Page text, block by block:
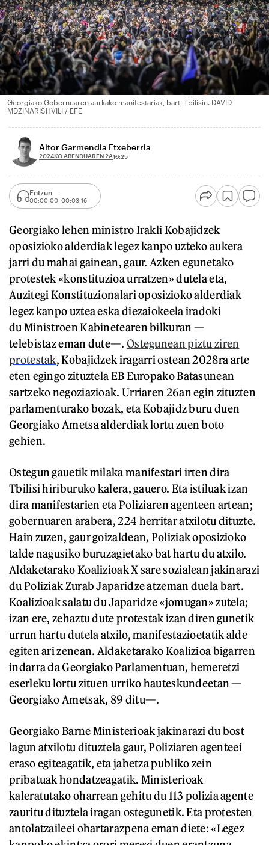
Georgiako Gobernuaren aurkako manifestariak, bart, Tbilisin. DAVID
MDZINARISHVILI / EFE
Aitor Garmendia Etxeberria
2024KO ABENDUAREN 2A16:25
Entzun
00:00:00 00:03:16
Georgiako lehen ministro Irakli Kobajidzek
oposizioko alderdiak legez kanpo uzteko aukera
jarri du mahai gainean, gaur. Azken egunetako
protestek «konstituzioa urratzen» dutela eta,
Auzitegi Konstituzionalari oposizioko alderdiak
legez kanpo uztea eska diezaiokeela iradoki
du Ministroen Kabinetearen bilkuran —
telebistaz eman dute—. Ostegunean piztu ziren
protestak, Kobajidzek iragarri ostean 2028ra arte
eten egingo zituztela EB Europako Batasunean
sartzeko negoziazioak. Urriaren 26an egin zituzten
parlamenturako bozak, eta Kobajidz buru duen
Georgiako Ametsa alderdiak lortu zuen boto
gehien.
Ostegun gauetik milaka manifestari irten dira
Tbilisi hiriburuko kalera, gauero. Eta istiluak izan
dira manifestarien eta Poliziaren agenteen artean;
gobernuaren arabera, 224 herritar atxilotu dituzte.
Hain zuzen, gaur goizaldean, Poliziak oposizioko
talde nagusiko buruzagietako bat hartu du atxilo.
Aldaketarako Koalizioak X sare sozialean jakinarazi
du Poliziak Zurab Japaridze atzeman duela bart.
Koalizioak salatu du Japaridze «jomugan» zutela;
izan ere, zehaztu dute protestak izan diren gunetik
urrun hartu dutela atxilo, manifestazioetatik alde
egiten ari zenean. Aldaketarako Koalizioa bigarren
indarra da Georgiako Parlamentuan, hemeretzi
eserleku lortu zituen urriko hauteskundeetan —
Georgiako Ametsak, 89 ditu—.
Georgiako Barne Ministerioak jakinarazi du bost
lagun atxilotu dituztela gaur, Poliziaren agenteei
eraso egiteagatik, eta jabetza publiko zein
pribatuak hondatzeagatik. Ministerioak
kaleratutako oharrean gehitu du 113 polizia agente
zauritu dituztela iragan ostegunetik. Eta protesten
antolatzaileei ohartarazpena eman diete: «Legez